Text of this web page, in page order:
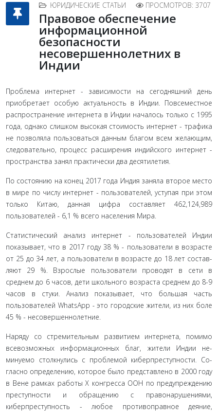
ЮРИДИЧЕСКИЕ СТАТЬИ ПРОСМОТРОВ: 3707
Правовое обеспечение
информационной
безопасности
несовершеннолетних в
Индии
Проблема интернет - зависимости на сегодняшний день
приобретает особую актуальность в Индии. Повсе­местное
распространение интернета в Индии началось только с 1995
года, однако слишком высокая стоимость интернет - трафика
не позволяла пользоваться данным благом всем желающим,
следовательно, процесс расши­рения индийского интернет -
пространства занял практи­чески два десятилетия.
По состоянию на конец 2017 года Индия заняла второе место
в мире по числу интернет - пользователей, уступая при этом
только Китаю, данная цифра составляет 462,124,989
пользователей - 6,1 % всего населения Мира.
Статистический анализ интернет - пользователей Ин­дии
показывает, что в 2017 году 38 % - пользователи в возрас­те
от 25 до 34 лет, а пользователи в возрасте до 18 лет состав­
ляют 29 %. Взрослые пользователи проводят в сети в
среднем до 6 часов, дети школьного возраста среднем до 8-9
часов в стуки. Анализ показывает, что большая часть
пользователей WhatsApp - это городские жители, из них боле
45 % - несо­вершеннолетние.
Наряду со стремительным развитием интернета, поми­мо
всевозможных информационных благ, жители Индии не­
минуемо столкнулись с проблемой киберпреступности. Со­
гласно определению, которое было представлено в 2000 году
в Вене рамках работы Х конгресса ООН по предупреждению
преступности и обращению с правонарушениями,
киберпреступность - любое противоправное деяние,